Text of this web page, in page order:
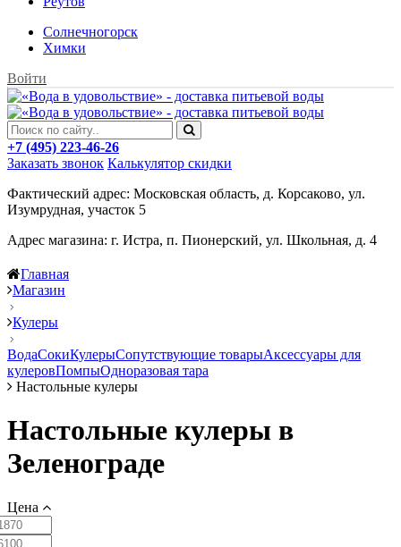
Солнечногорск
Химки
Войти
+7 (495) 223-46-26
Заказать звонок Калькулятор скидки
Фактический адрес: Московская область, д. Корсаково, ул.
Изумрудная, участок 5
Адрес магазина: г. Истра, п. Пионерский, ул. Школьная, д. 4
Главная
Магазин
Кулеры
ВодаСокиКулерыСопутствующие товарыАксессуары для
кулеровПомпыОдноразовая тара
Настольные кулеры
Настольные кулеры в
Зеленограде
Цена